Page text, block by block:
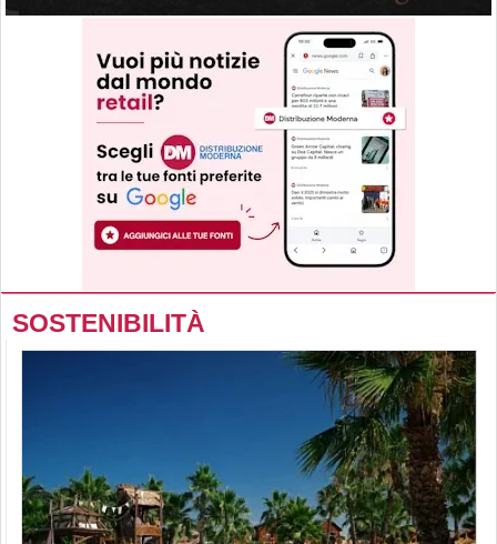
SOSTENIBILITÀ